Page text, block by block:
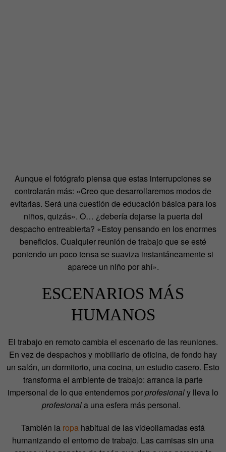
Aunque el fotógrafo piensa que estas interrupciones se
controlarán más: «Creo que desarrollaremos modos de
evitarlas. Será una cuestión de educación básica para los
niños, quizás». O… ¿debería dejarse la puerta del
despacho entreabierta? «Estoy pensando en los enormes
beneficios. Cualquier reunión de trabajo que se esté
poniendo un poco tensa se suaviza instantáneamente si
aparece un niño por ahí».
ESCENARIOS MÁS
HUMANOS
El trabajo en remoto cambia el escenario de las reuniones.
En vez de despachos y mobiliario de oficina, de fondo hay
un salón, un dormitorio, una cocina, un estudio casero. Esto
transforma el ambiente de trabajo: arranca la parte
impersonal de lo que entendemos porprofesionaly lleva lo
profesionala una esfera más personal.
También la ropa habitual de las videollamadas está
humanizando el entorno de trabajo. Las camisas sin una